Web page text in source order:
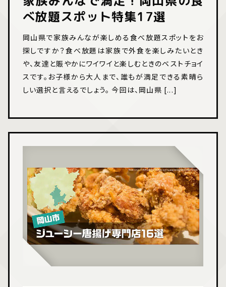
べ放題スポット特集17選
岡山県で家族みんなが楽しめる食べ放題スポットをお
探しですか？食べ放題は家族で外食を楽しみたいとき
や、友達と賑やかにワイワイと楽しむときのベストチョイ
スです。お子様から大人まで、誰もが満足できる素晴ら
しい選択と言えるでしょう。 今回は、岡山県 [...]